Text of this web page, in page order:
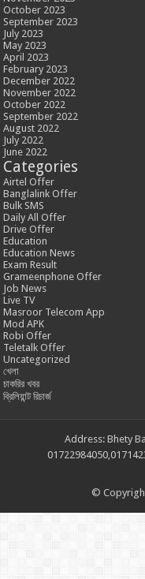
October 2023
September 2023
July 2023
May 2023
April 2023
February 2023
December 2022
November 2022
October 2022
September 2022
August 2022
July 2022
June 2022
Categories
Airtel Offer
Banglalink Offer
Bulk SMS
Daily All Offer
Drive Offer
Education
Education News
Exam Result
Grameenphone Offer
Job News
Live TV
Masroor Telecom App
Mod APK
Robi Offer
Teletalk Offer
Uncategorized
খেলা
চাকরির খবর
ব্রিলিয়ান্ট রিচার্জ
Address: Bhety
©